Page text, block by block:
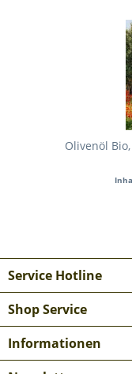
Olivenöl
Service Hotline
Shop Service
Informationen